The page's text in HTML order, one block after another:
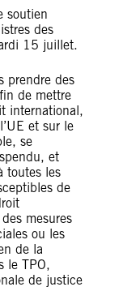
soutien
des
15 juillet.
prendre des
de mettre
international,
et sur le
se
et
toutes les
de
mesures
ou les
de la
le TPO,
de justice